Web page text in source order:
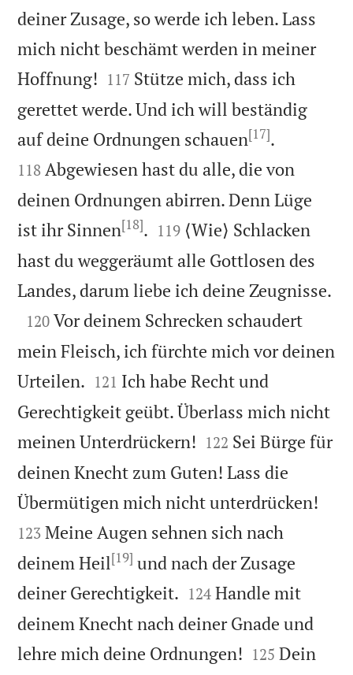
deiner Zusage, so werde ich leben. Lass
mich nicht beschämt werden in meiner
Hoffnung! 

117 Stütze mich, dass ich
gerettet werde. Und ich will beständig
auf deine Ordnungen schauen[17].
118 Abgewiesen hast du alle, die von
deinen Ordnungen abirren. Denn Lüge
ist ihr Sinnen[18]. 

119 ⟨Wie⟩ Schlacken
hast du weggeräumt alle Gottlosen des
Landes, darum liebe ich deine Zeugnisse.

120 Vor deinem Schrecken schaudert
mein Fleisch, ich fürchte mich vor deinen
Urteilen. 

121 Ich habe Recht und
Gerechtigkeit geübt. Überlass mich nicht
meinen Unterdrückern! 

122 Sei Bürge für
deinen Knecht zum Guten! Lass die
Übermütigen mich nicht unterdrücken!
123 Meine Augen sehnen sich nach
deinem Heil[19] und nach der Zusage
deiner Gerechtigkeit. 

124 Handle mit
deinem Knecht nach deiner Gnade und
lehre mich deine Ordnungen! 

125 Dein